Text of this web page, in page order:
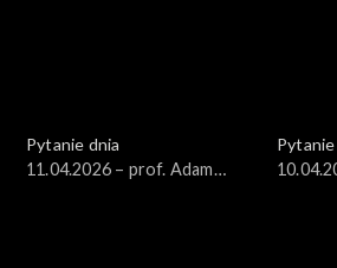
Pytanie dnia
11.04.2026 – prof. Adam
Pytanie